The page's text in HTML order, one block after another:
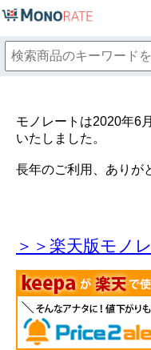
モノレートは2020年6
いたしました。
長年のご利用、ありが
＞＞楽天版モノ